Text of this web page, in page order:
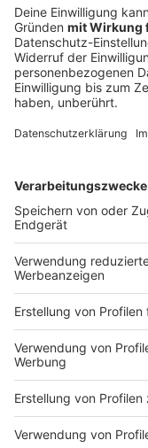
Super
Toll fand
gemütlich,
souverän
haben wir
und auf
wir hatten
Martina /